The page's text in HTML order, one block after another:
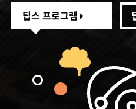
팁스 프로그램